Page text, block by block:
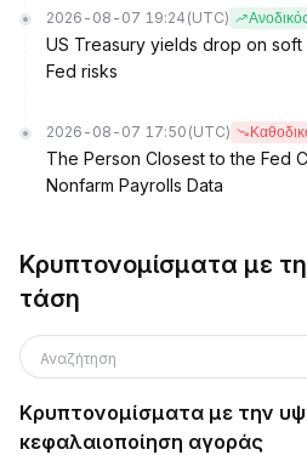
2026-08-07 19:24 (UTC) Ανοδικός
US Treasury yields drop on soft
Fed risks
2026-08-07 17:50 (UTC)
The Person Closest to the Fed
Nonfarm Payrolls Data
Κρυπτονομίσματα με
τάση
Αναζήτηση
Κρυπτονομίσματα με την
κεφαλαιοποίηση αγοράς